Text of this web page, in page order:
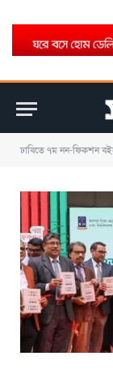
ঢাবিতে ৭ম নন-ফিকশন